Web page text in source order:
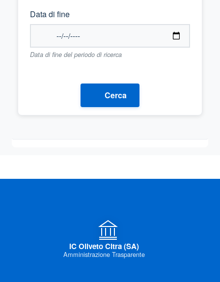
Data di fine
Data di fine del periodo di ricerca
Cerca
IC Oliveto Citra (SA)
Amministrazione Trasparente